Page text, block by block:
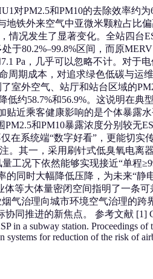
对PM2.5和PM10的去除效率约为
地铁外来空气中亚微米颗粒占比
况发生了显著变化。全站四台
于80.2%–99.8%区间，而原
Pa，几乎可以忽略不计。对于
周期成本，对追求绿色低碳与运
室外空气、站厅和站台区域的
约58.7%和56.9%。这说明在典
近乘客健康影响的是个体暴露
和PM10暴露浓度分别较无
在系统端“数字好看”，更能切实
其一，采用刷针式低臭氧电离
工况下依然能够实现接近“单程
同时大幅降低压降，为未来“静
等大体量密闭空间指明了一条
气治理向城市环境空气治理的
推进的新焦点。 参考文献 [1]
in a subway station. Proceedings of
for reduction of the risk of